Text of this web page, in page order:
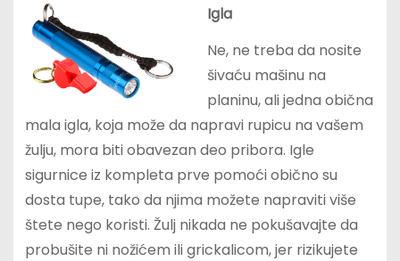
Igla
Ne, ne treba da nosite
šivaću mašinu na
planinu, ali jedna obična
mala igla, koja može da napravi rupicu na vašem
žulju, mora biti obavezan deo pribora. Igle
sigurnice iz kompleta prve pomoći obično su
dosta tupe, tako da njima možete napraviti više
štete nego koristi. Žulj nikada ne pokušavajte da
probušite ni nožićem ili grickalicom, jer rizikujete